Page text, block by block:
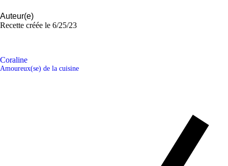
Auteur(e)
Recette créée le 6/25/23
Coraline
Amoureux(se) de la cuisine